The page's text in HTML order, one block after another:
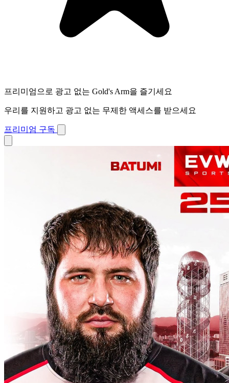
프리미엄으로 광고 없는 Gold's Arm을 즐기세요
우리를 지원하고 광고 없는 무제한 액세스를 받으세요
프리미엄 구독